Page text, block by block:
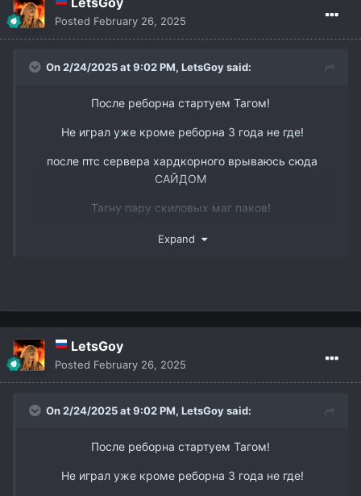
www.youtube.com/watch?v=DJJmtVgSQ6s&t
Posted February 26, 2025
On 2/24/2025 at 9:02 PM, LetsGoysaid:
После реборна стартуем Тагом!
Не играл уже кроме реборна 3 года не где!
после птс сервера хардкорного врываюсь сюда
САЙДОМ
Тагну пару скиловых маг паков!
Так же есть пару слотов в пак 3 рес бп мм и овер
Expand
LetsGoy
Posted February 26, 2025
On 2/24/2025 at 9:02 PM, LetsGoysaid:
После реборна стартуем Тагом!
Не играл уже кроме реборна 3 года не где!